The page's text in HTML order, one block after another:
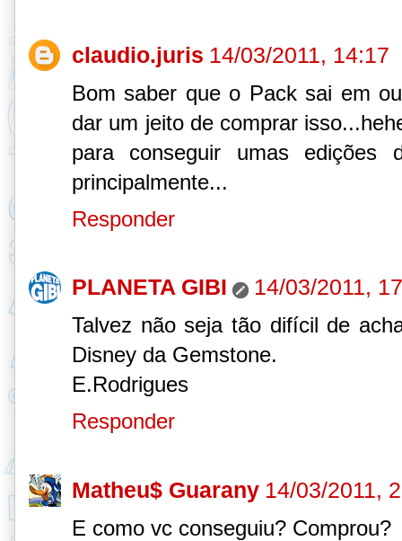
claudio.juris 14/03/2011, 14:17
Bom saber que o Pack sai em
dar um jeito de comprar
para conseguir umas edições
principalmente...
Responder
PLANETA GIBI 14/03/2011,
Talvez não seja tão difícil de
Disney da Gemstone.
E.Rodrigues
Responder
Matheu$ Guarany 14/03/2011,
E como vc conseguiu? Comprou?